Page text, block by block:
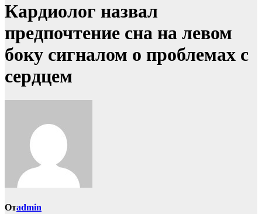
Кардиолог назвал
предпочтение сна на левом
боку сигналом о проблемах с
сердцем
Отadmin